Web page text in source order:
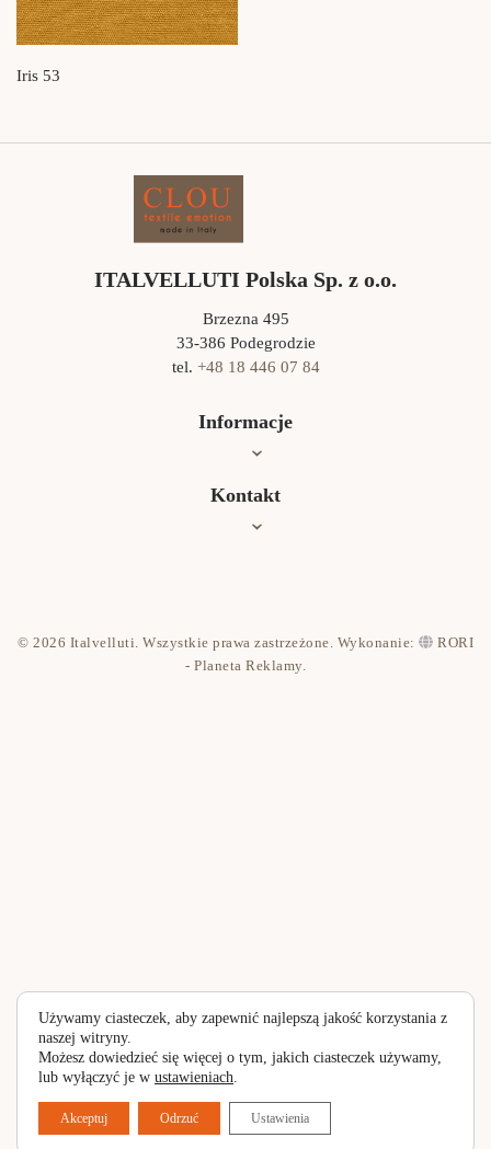
Iris 53
ITALVELLUTI Polska Sp. z o.o.
Brzezna 495
33-386 Podegrodzie
tel. +48 18 446 07 84
Informacje
Oferta
Kontakt
Polityka prywatności
© 2026 Italvelluti. Wszystkie prawa zastrzeżone. Wykonanie:
RORI
- Planeta Reklamy.
Używamy ciasteczek, aby zapewnić najlepszą jakość korzystania z
naszej witryny.
Możesz dowiedzieć się więcej o tym, jakich ciasteczek używamy,
lub wyłączyć je w ustawieniach.
Akceptuj Odrzuć Ustawienia